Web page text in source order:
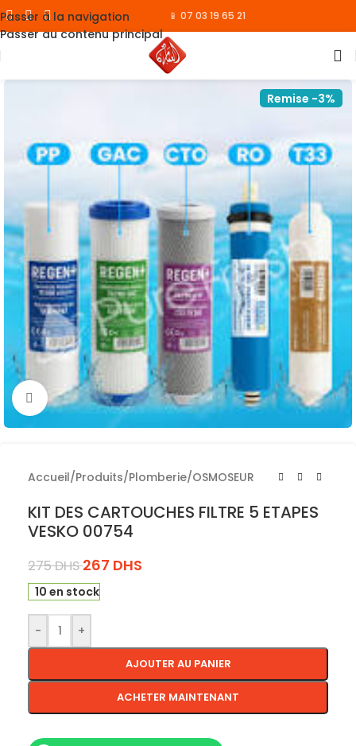
Passer à la navigation
Passer au contenu principal
📱 07 03 19 65 21
Remise -3%
Cliquez pour agrandir
Accueil/Produits/Plomberie/OSMOSEUR
KIT DES CARTOUCHES FILTRE 5 ETAPES
VESKO 00754
275DHS 267 DHS
10 en stock
- +
AJOUTER AU PANIER
ACHETER MAINTENANT